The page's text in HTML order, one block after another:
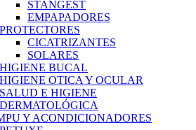
STANGEST
EMPAPADORES
PROTECTORES
CICATRIZANTES
SOLARES
HIGIENE BUCAL
HIGIENE OTICA Y OCULAR
SALUD E HIGIENE
DERMATOLÓGICA
Y ACONDICIONADORES